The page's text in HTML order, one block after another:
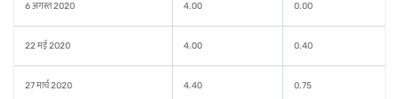
6 अगस्त 2020 4.00 0.00
22 मई 2020 4.00 0.40
27 मार्च 2020 4.40 0.75